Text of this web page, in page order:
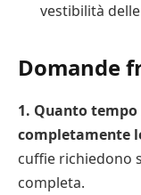
vestibilità
Domande
1. Quanto
completamente
cuffie richiedono
completa.